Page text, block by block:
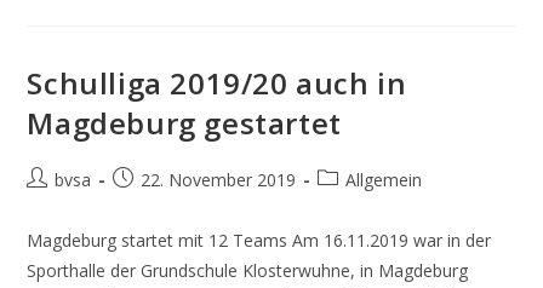
Schulliga 2019/20 auch in
Magdeburg gestartet
Beitrags-
bvsa
Beitrag22. November 2019
Beitrags-
Allgemein
Magdeburg startet mit 12 Teams Am 16.11.2019 war in der
Sporthalle der Grundschule Klosterwuhne, in Magdeburg